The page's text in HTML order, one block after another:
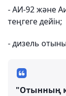
- АИ-92 және
теңгеге дейін;
- дизель
"Отынның